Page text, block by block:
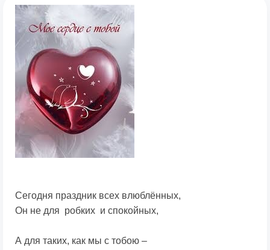
Сегодня праздник всех влюблённых,
Он не для робких и спокойных,
А для таких, как мы с тобою –